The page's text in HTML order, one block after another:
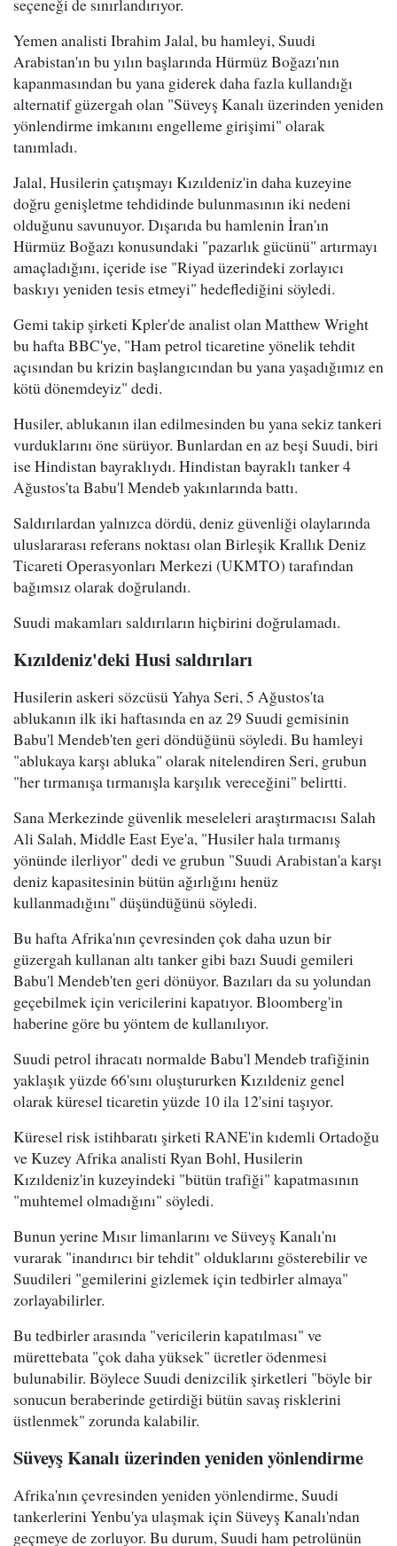
seçeneği de sınırlandırıyor.
Yemen analisti Ibrahim Jalal, bu hamleyi, Suudi
Arabistan'ın bu yılın başlarında Hürmüz Boğazı'nın
kapanmasından bu yana giderek daha fazla kullandığı
alternatif güzergah olan "Süveyş Kanalı üzerinden yeniden
yönlendirme imkanını engelleme girişimi" olarak
tanımladı.
Jalal, Husilerin çatışmayı Kızıldeniz'in daha kuzeyine
doğru genişletme tehdidinde bulunmasının iki nedeni
olduğunu savunuyor. Dışarıda bu hamlenin İran'ın
Hürmüz Boğazı konusundaki "pazarlık gücünü" artırmayı
amaçladığını, içeride ise "Riyad üzerindeki zorlayıcı
baskıyı yeniden tesis etmeyi" hedeflediğini söyledi.
Gemi takip şirketi Kpler'de analist olan Matthew Wright
bu hafta BBC'ye, "Ham petrol ticaretine yönelik tehdit
açısından bu krizin başlangıcından bu yana yaşadığımız en
kötü dönemdeyiz" dedi.
Husiler, ablukanın ilan edilmesinden bu yana sekiz tankeri
vurduklarını öne sürüyor. Bunlardan en az beşi Suudi, biri
ise Hindistan bayraklıydı. Hindistan bayraklı tanker 4
Ağustos'ta Babu'l Mendeb yakınlarında battı.
Saldırılardan yalnızca dördü, deniz güvenliği olaylarında
uluslararası referans noktası olan Birleşik Krallık Deniz
Ticareti Operasyonları Merkezi (UKMTO) tarafından
bağımsız olarak doğrulandı.
Suudi makamları saldırıların hiçbirini doğrulamadı.
Kızıldeniz'deki Husi saldırıları
Husilerin askeri sözcüsü Yahya Seri, 5 Ağustos'ta
ablukanın ilk iki haftasında en az 29 Suudi gemisinin
Babu'l Mendeb'ten geri döndüğünü söyledi. Bu hamleyi
"ablukaya karşı abluka" olarak nitelendiren Seri, grubun
"her tırmanışa tırmanışla karşılık vereceğini" belirtti.
Sana Merkezinde güvenlik meseleleri araştırmacısı Salah
Ali Salah, Middle East Eye'a, "Husiler hala tırmanış
yönünde ilerliyor" dedi ve grubun "Suudi Arabistan'a karşı
deniz kapasitesinin bütün ağırlığını henüz
kullanmadığını" düşündüğünü söyledi.
Bu hafta Afrika'nın çevresinden çok daha uzun bir
güzergah kullanan altı tanker gibi bazı Suudi gemileri
Babu'l Mendeb'ten geri dönüyor. Bazıları da su yolundan
geçebilmek için vericilerini kapatıyor. Bloomberg'in
haberine göre bu yöntem de kullanılıyor.
Suudi petrol ihracatı normalde Babu'l Mendeb trafiğinin
yaklaşık yüzde 66'sını oluştururken Kızıldeniz genel
olarak küresel ticaretin yüzde 10 ila 12'sini taşıyor.
Küresel risk istihbaratı şirketi RANE'in kıdemli Ortadoğu
ve Kuzey Afrika analisti Ryan Bohl, Husilerin
Kızıldeniz'in kuzeyindeki "bütün trafiği" kapatmasının
"muhtemel olmadığını" söyledi.
Bunun yerine Mısır limanlarını ve Süveyş Kanalı'nı
vurarak "inandırıcı bir tehdit" olduklarını gösterebilir ve
Suudileri "gemilerini gizlemek için tedbirler almaya"
zorlayabilirler.
Bu tedbirler arasında "vericilerin kapatılması" ve
mürettebata "çok daha yüksek" ücretler ödenmesi
bulunabilir. Böylece Suudi denizcilik şirketleri "böyle bir
sonucun beraberinde getirdiği bütün savaş risklerini
üstlenmek" zorunda kalabilir.
Süveyş Kanalı üzerinden yeniden yönlendirme
Afrika'nın çevresinden yeniden yönlendirme, Suudi
tankerlerini Yenbu'ya ulaşmak için Süveyş Kanalı'ndan
geçmeye de zorluyor. Bu durum, Suudi ham petrolünün